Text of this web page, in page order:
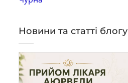
Новини та статті блогу